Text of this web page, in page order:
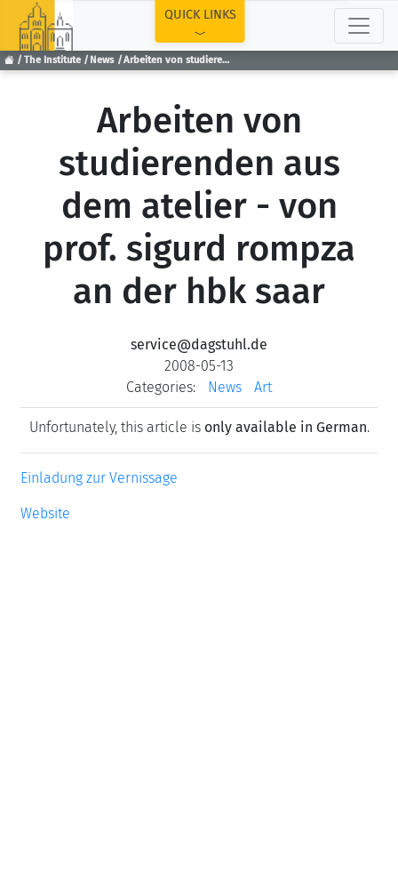
The Institute News Arbeiten von studierenden aus dem atelier - von prof. sigurd rompza an der hbk saar
QUICK LINKS
Arbeiten von
studierenden aus
dem atelier - von
prof. sigurd rompza
an der hbk saar
service@dagstuhl.de
2008-05-13
Categories:
News Art
Unfortunately, this article is only available in German.
Einladung zur Vernissage
Website